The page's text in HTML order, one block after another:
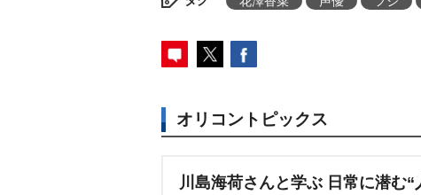
オリコントピックス
川島海荷さんと学ぶ 日常に潜む